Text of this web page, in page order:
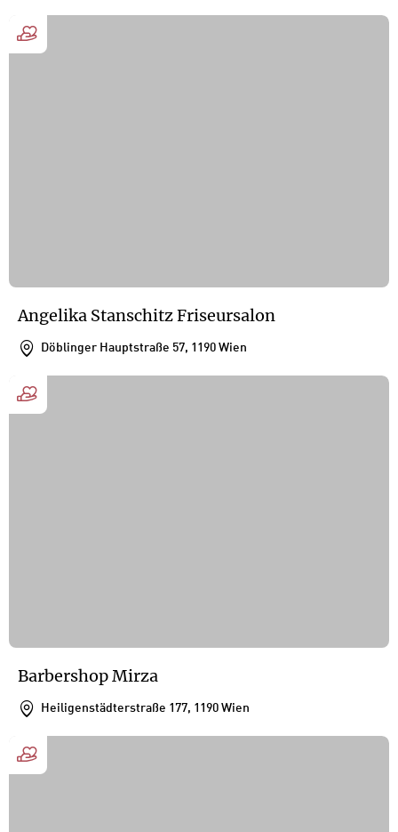
Angelika Stanschitz Friseursalon
Döblinger Hauptstraße 57, 1190 Wien
Barbershop Mirza
Heiligenstädterstraße 177, 1190 Wien